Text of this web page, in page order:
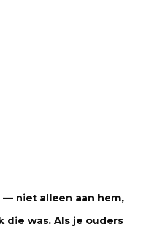
niet alleen aan hem,
die was. Als je ouders